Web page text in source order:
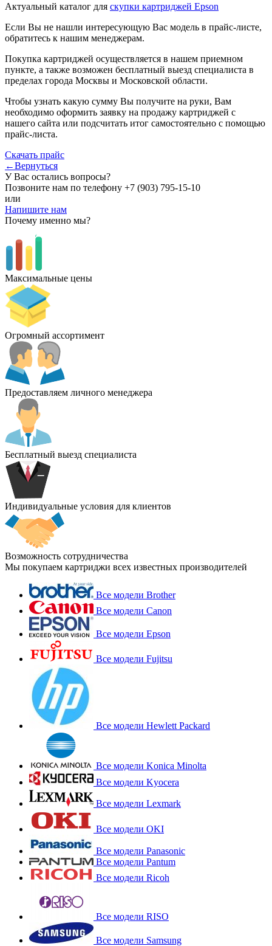
Актуальный каталог для скупки картриджей Epson
Если Вы не нашли интересующую Вас модель в прайс-листе,
обратитесь к нашим менеджерам.
Покупка картриджей осуществляется в нашем приемном
пункте, а также возможен бесплатный выезд специалиста в
пределах города Москвы и Московской области.
Чтобы узнать какую сумму Вы получите на руки, Вам
необходимо оформить заявку на продажу картриджей с
нашего сайта или подсчитать итог самостоятельно с помощью
прайс-листа.
Скачать прайс
←Вернуться
У Вас остались вопросы?
Позвоните нам по телефону +7 (903) 795-15-10
или
Напишите нам
Почему именно мы?
Максимальные цены
Огромный ассортимент
Предоставляем личного менеджера
Бесплатный выезд специалиста
Индивидуальные условия для клиентов
Возможность сотрудничества
Мы покупаем картриджи всех известных производителей
Все модели Brother
Все модели Canon
Все модели Epson
Все модели Fujitsu
Все модели Hewlett Packard
Все модели Konica Minolta
Все модели Kyocera
Все модели Lexmark
Все модели OKI
Все модели Panasonic
Все модели Pantum
Все модели Ricoh
Все модели RISO
Все модели Samsung